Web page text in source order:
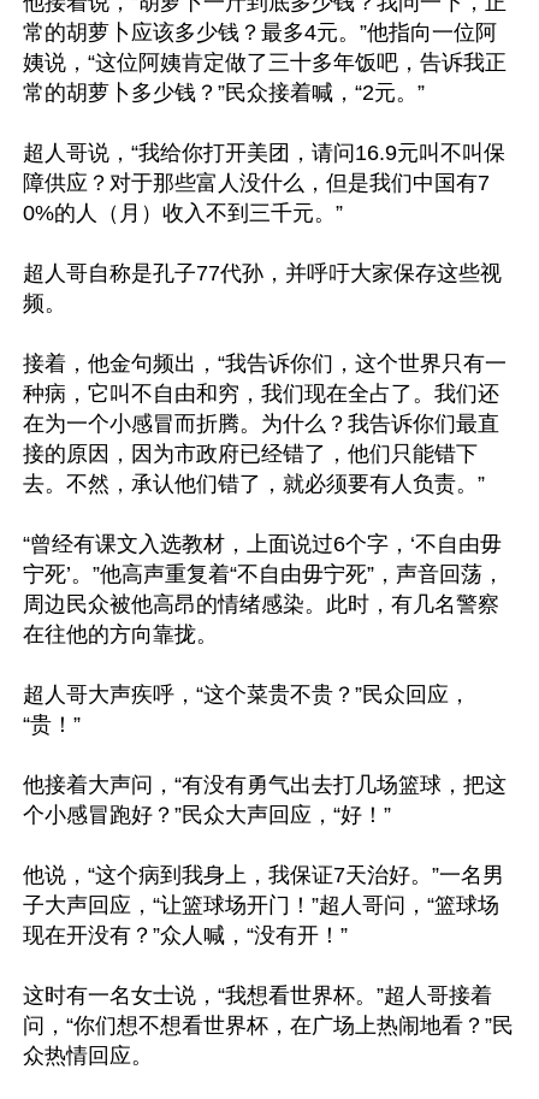
常的胡萝卜应该多少钱？最多4元。”他指向一位阿
姨说，“这位阿姨肯定做了三十多年饭吧，告诉我正
常的胡萝卜多少钱？”民众接着喊，“2元。”
超人哥说，“我给你打开美团，请问16.9元叫不叫保
障供应？对于那些富人没什么，但是我们中国有7
0%的人（月）收入不到三千元。”
超人哥自称是孔子77代孙，并呼吁大家保存这些视
频。
接着，他金句频出，“我告诉你们，这个世界只有一
种病，它叫不自由和穷，我们现在全占了。我们还
在为一个小感冒而折腾。为什么？我告诉你们最直
接的原因，因为市政府已经错了，他们只能错下
去。不然，承认他们错了，就必须要有人负责。”
“曾经有课文入选教材，上面说过6个字，‘不自由毋
宁死’。”他高声重复着“不自由毋宁死”，声音回荡，
周边民众被他高昂的情绪感染。此时，有几名警察
在往他的方向靠拢。
超人哥大声疾呼，“这个菜贵不贵？”民众回应，
“贵！”
他接着大声问，“有没有勇气出去打几场篮球，把这
个小感冒跑好？”民众大声回应，“好！”
他说，“这个病到我身上，我保证7天治好。”一名男
子大声回应，“让篮球场开门！”超人哥问，“篮球场
现在开没有？”众人喊，“没有开！”
这时有一名女士说，“我想看世界杯。”超人哥接着
问，“你们想不想看世界杯，在广场上热闹地看？”民
众热情回应。